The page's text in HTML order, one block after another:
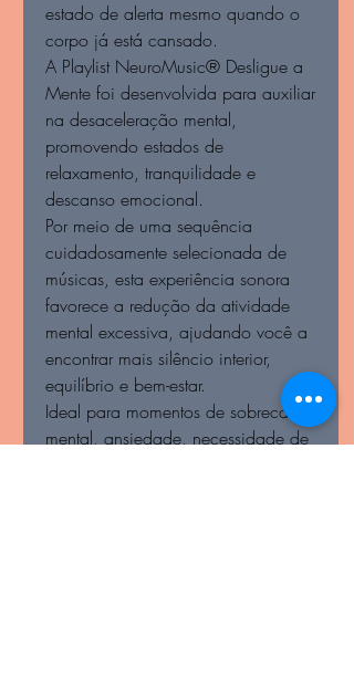
estado de alerta mesmo quando o
corpo já está cansado.
A Playlist NeuroMusic® Desligue a
Mente foi desenvolvida para auxiliar
na desaceleração mental,
promovendo estados de
relaxamento, tranquilidade e
descanso emocional.
Por meio de uma sequência
cuidadosamente selecionada de
músicas, esta experiência sonora
favorece a redução da atividade
mental excessiva, ajudando você a
encontrar mais silêncio interior,
equilíbrio e bem-estar.
Ideal para momentos de sobrecarga
mental, ansiedade, necessidade de